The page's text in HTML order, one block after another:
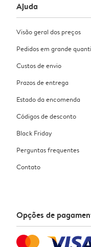
Ajuda
Visão geral dos preços
Pedidos em grande
Custos de envio
Prazos de entrega
Estado da encomenda
Códigos de desconto
Black Friday
Perguntas frequentes
Contato
Opções de